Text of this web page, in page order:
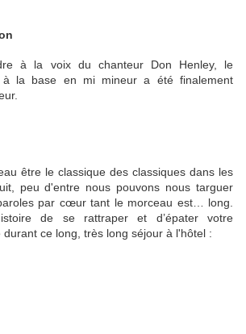
à la voix du chanteur Don Henley, le
à la base en mi mineur a été finalement
être le classique des classiques dans les
peu d'entre nous pouvons nous targuer
par cœur tant le morceau est… long.
de se rattraper et d’épater votre
ce long, très long séjour à l'hôtel :